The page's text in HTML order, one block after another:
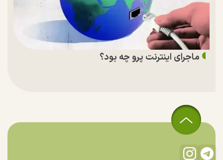
ماجرای اینترنت پرو چه بود؟